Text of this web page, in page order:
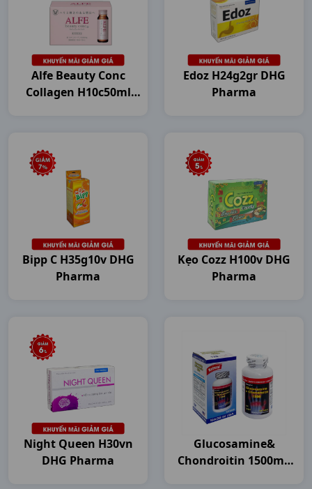
Alfe Beauty Conc
Collagen H10c50ml
Edoz H24g2gr DHG
Pharma
Bipp C H35g10v DHG
Pharma
Kẹo Cozz H100v DHG
Pharma
Night Queen H30vn
DHG Pharma
Glucosamine&
Chondroitin 1500mg